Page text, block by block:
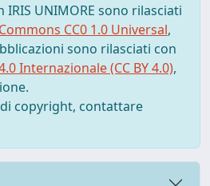
UNIMORE sono rilasciati
CC0 1.0 Universal,
sono rilasciati con
Internazionale (CC BY 4.0),
copyright, contattare